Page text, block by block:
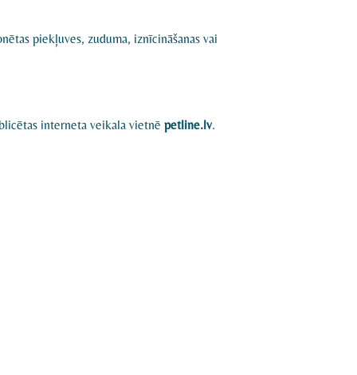
piekļuves, zuduma, iznīcināšanas vai
interneta veikala vietnē petline.lv.